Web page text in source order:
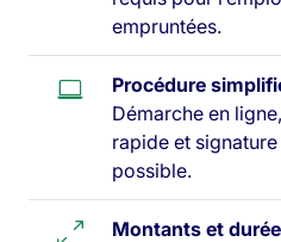
empruntées.
Procédure
Démarche en
rapide et
possible.
Montants et